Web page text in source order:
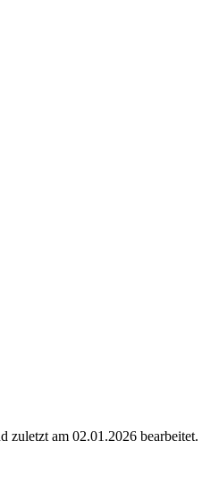
zuletzt am 02.01.2026 bearbeitet.